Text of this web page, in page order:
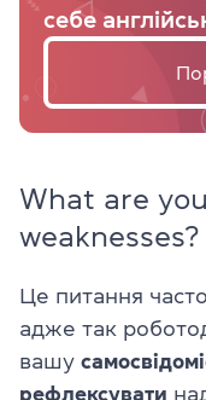
себе
What are
weaknesses?
Це питання
адже так
вашу
рефлексувати